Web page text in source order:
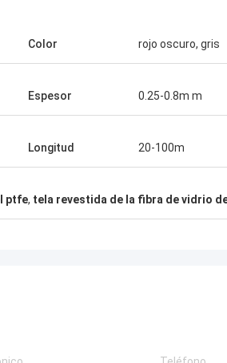
Color rojo oscuro, gris
Espesor 0.25-0.8m m
Longitud 20-100m
ptfe, tela revestida de la fibra de vidrio